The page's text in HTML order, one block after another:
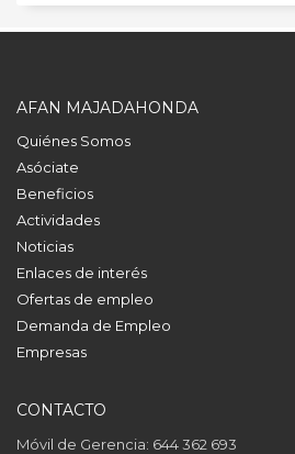
AFAN MAJADAHONDA
Quiénes Somos
Asóciate
Beneficios
Actividades
Noticias
Enlaces de interés
Ofertas de empleo
Demanda de Empleo
Empresas
CONTACTO
Móvil de Gerencia: 644 362 693